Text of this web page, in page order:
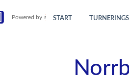
Powered by START